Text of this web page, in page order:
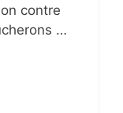
contre
…